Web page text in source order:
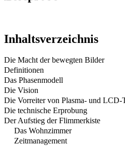
Inhaltsverzeichnis
Die Macht der bewegten Bilder
Definitionen
Das Phasenmodell
Die Vision
Die Vorreiter von Plasma- und
Die technische Erprobung
Der Aufstieg der Flimmerkiste
Das Wohnzimmer
Zeitmanagement